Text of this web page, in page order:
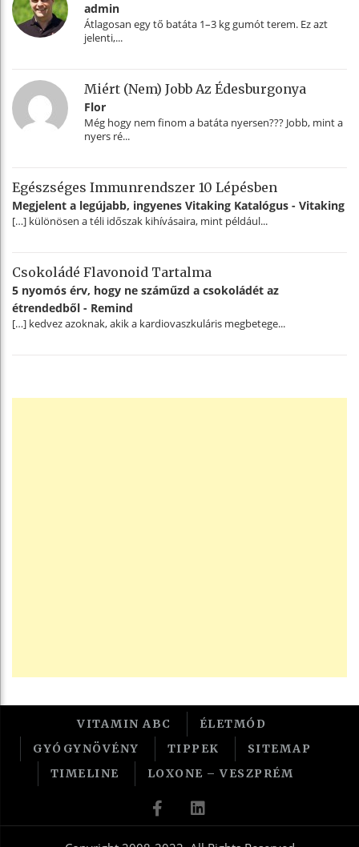
admin
Átlagosan egy tő batáta 1–3 kg gumót terem. Ez azt
jelenti,...
Miért (nem) Jobb Az Édesburgonya
Flor
Még hogy nem finom a batáta nyersen??? Jobb, mint a
nyers ré...
Egészséges Immunrendszer 10 Lépésben
Megjelent a legújabb, ingyenes Vitaking Katalógus - Vitaking
[…] különösen a téli időszak kihívásaira, mint például...
Csokoládé Flavonoid Tartalma
5 nyomós érv, hogy ne száműzd a csokoládét az
étrendedből - Remind
[…] kedvez azoknak, akik a kardiovaszkuláris megbetege...
VITAMIN ABC
ÉLETMÓD
GYÓGYNÖVÉNY
TIPPEK
SITEMAP
TIMELINE
LOXONE – VESZPRÉM